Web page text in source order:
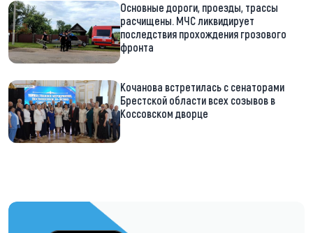
Основные дороги, проезды, трассы
расчищены. МЧС ликвидирует
последствия прохождения грозового
фронта
Кочанова встретилась с сенаторами
Брестской области всех созывов в
Коссовском дворце
https://t.me/minskctvby